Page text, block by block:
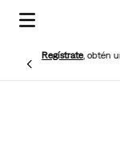
Regístrate, obtén